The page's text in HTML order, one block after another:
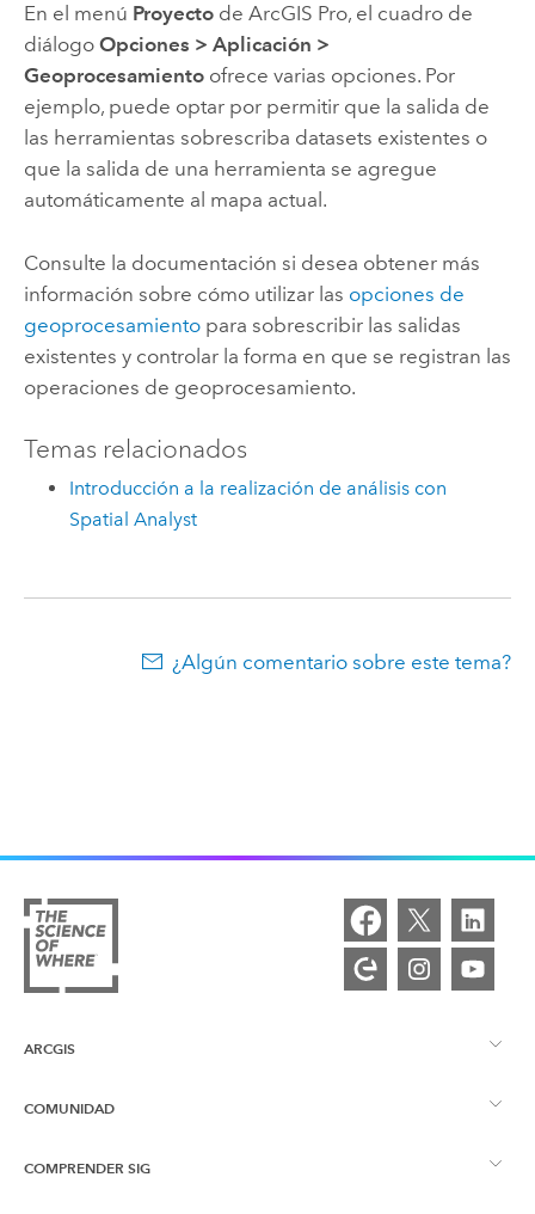
En el menú Proyectode ArcGIS Pro, el cuadro de
diálogo Opciones > Aplicación >
Geoprocesamientoofrece varias opciones. Por
ejemplo, puede optar por permitir que la salida de
las herramientas sobrescriba datasets existentes o
que la salida de una herramienta se agregue
automáticamente al mapa actual.
Consulte la documentación si desea obtener más
información sobre cómo utilizar las opciones de
geoprocesamientopara sobrescribir las salidas
existentes y controlar la forma en que se registran las
operaciones de geoprocesamiento.
Temas relacionados
Introducción a la realización de análisis con
Spatial Analyst
¿Algún comentario sobre este tema?
ARCGIS
Descripción general de ArcGIS
Representación cartográfica
COMUNIDAD
Comunidad de Esri
COMPRENDER SIG